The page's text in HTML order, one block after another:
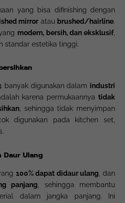
yang bisa difinishing dengan
mirror atau brushed/hairline.
modern, bersih, dan eksklusif,
standar estetika tinggi.
banyak digunakan dalam industri
karena permukaannyatidak
, sehingga tidak menyimpan
digunakan pada kitchen set,
Daur Ulang
100% dapat didaur ulang , dan
panjang , sehingga membantu
dalam jangka panjang. Ini